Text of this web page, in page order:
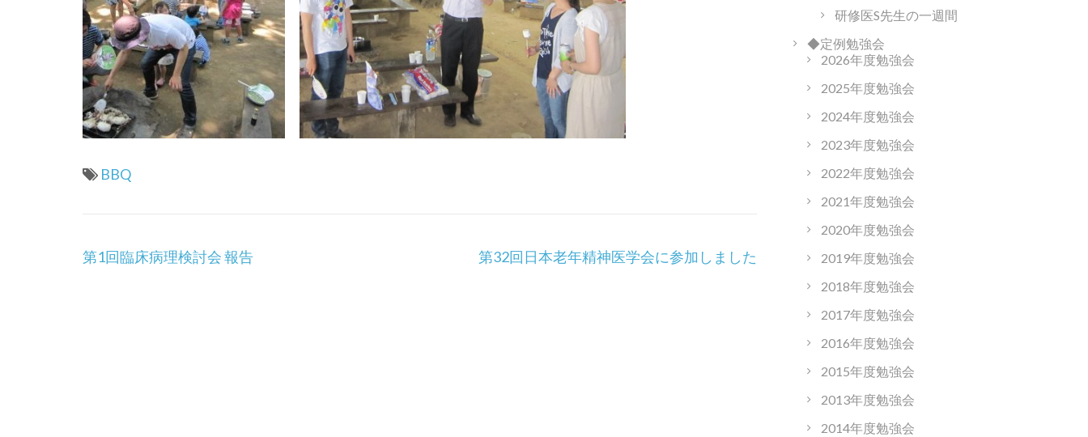
BBQ
投
第1回臨床病理検討会 報告 第32回日本老年精神医学会に参加しました
研修医S先生の一週間
◆定例勉強会
2026年度勉強会
2025年度勉強会
2024年度勉強会
2023年度勉強会
2022年度勉強会
2021年度勉強会
2020年度勉強会
2019年度勉強会
2018年度勉強会
2017年度勉強会
2016年度勉強会
2015年度勉強会
2013年度勉強会
2014年度勉強会